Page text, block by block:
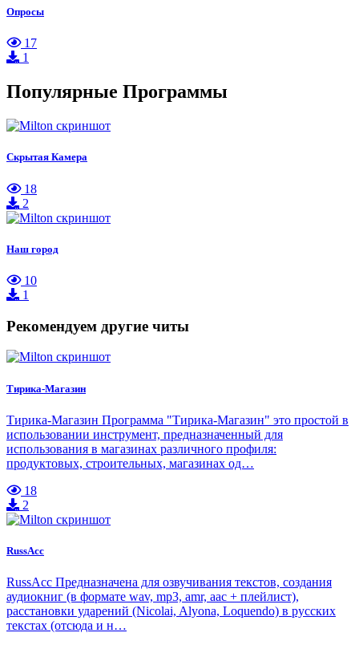
Опросы
17
1
Популярные Программы
Скрытая Камера
18
2
Наш город
10
1
Рекомендуем другие читы
Тирика-Магазин
Тирика-Магазин Программа "Тирика-Магазин" это простой в
использовании инструмент, предназначенный для
использования в магазинах различного профиля:
продуктовых, строительных, магазинах од…
18
2
RussAcc
RussAcc Предназначена для озвучивания текстов, создания
аудиокниг (в формате wav, mp3, amr, aac + плейлист),
расстановки ударений (Nicolai, Alyona, Loquendo) в русских
текстах (отсюда и н…